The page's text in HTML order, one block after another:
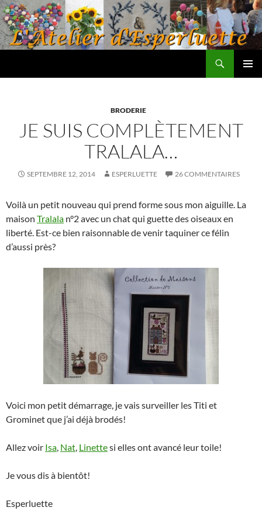
Aller
au
contenu
BRODERIE
JE SUIS COMPLÈTEMENT
TRALALA…
SEPTEMBRE 12, 2014 ESPERLUETTE 26 COMMENTAIRES
Voilà un petit nouveau qui prend forme sous mon aiguille. La
maison Tralala n°2 avec un chat qui guette des oiseaux en
liberté. Est-ce bien raisonnable de venir taquiner ce félin
d’aussi près?
Voici mon petit démarrage, je vais surveiller les Titi et
Grominet que j’ai déjà brodés!
Allez voir Isa, Nat, Linettesi elles ont avancé leur toile!
Je vous dis à bientôt!
Esperluette